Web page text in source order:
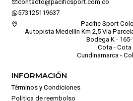
contacto@pacificsport.com.co
573125119637
Pacific Sport
Autopista Medellín Km 2,5 Vía
Bodega K -
Cota - Cota
Cundinamarca -
INFORMACIÓN
Términos y Condiciones
Politica de reembolso